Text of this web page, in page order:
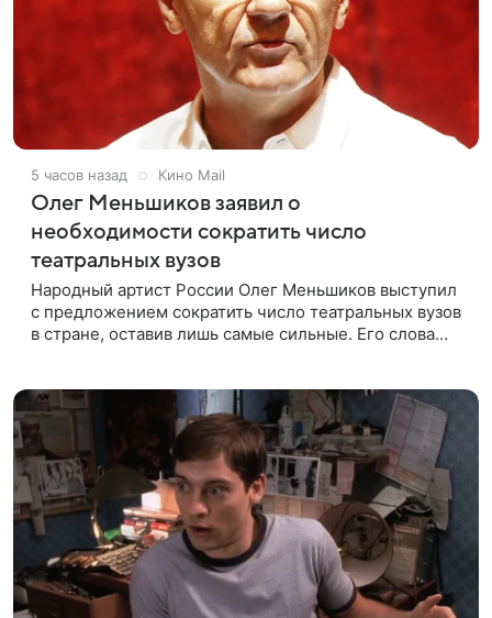
5 часов назад Кино Mail
Олег Меньшиков заявил о
необходимости сократить число
театральных вузов
Народный артист России Олег Меньшиков выступил
с предложением сократить число театральных вузов
в стране, оставив лишь самые сильные. Его слова